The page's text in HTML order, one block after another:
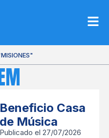
Beneficio Casa
de Música
Publicado el 27/07/2026